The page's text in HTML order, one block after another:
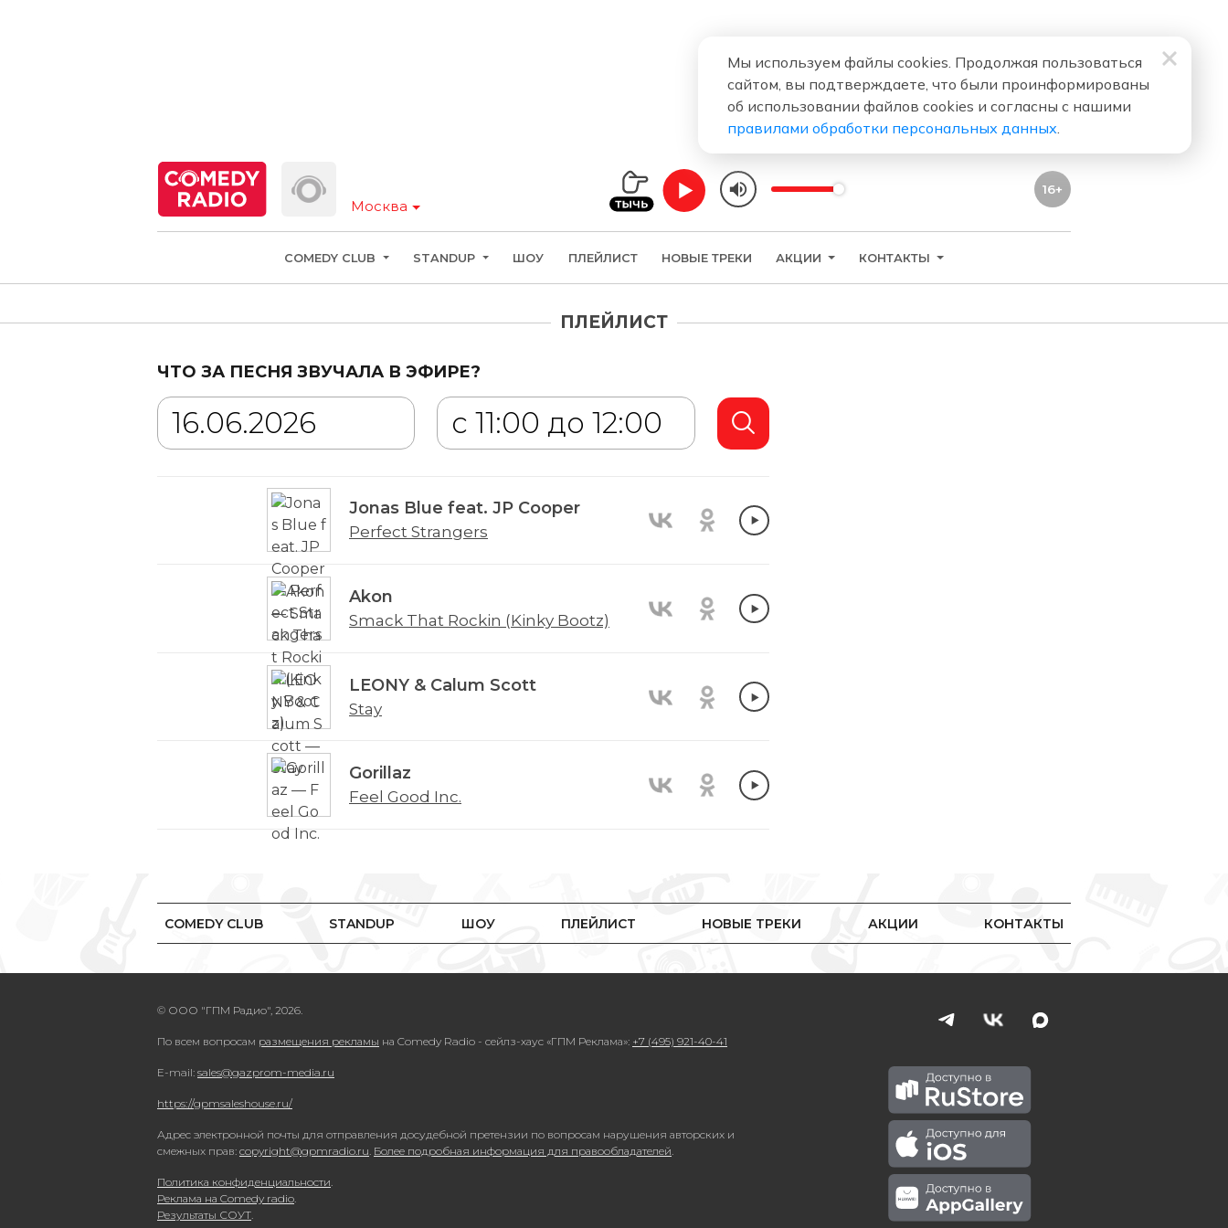
Москва
Comedy Radio
16+
COMEDY CLUB STANDUP ШОУ ПЛЕЙЛИСТ НОВЫЕ ТРЕКИ АКЦИИ КОНТАКТЫ
ПЛЕЙЛИСТ
ЧТО ЗА ПЕСНЯ ЗВУЧАЛА В ЭФИРЕ?
Jonas Blue feat. JP Cooper
Perfect Strangers
Akon
Smack That Rockin (Kinky Bootz)
LEONY & Calum Scott
Stay
Gorillaz
Feel Good Inc.
COMEDY CLUB STANDUP ШОУ ПЛЕЙЛИСТ НОВЫЕ ТРЕКИ АКЦИИ КОНТАКТЫ
© ООО "ГПМ Радио", 2026.
По всем вопросам размещения рекламы на Comedy Radio - сейлз-хаус «ГПМ Реклама»: +7 (495) 921-40-41
E-mail: sales@gazprom-media.ru
https://gpmsaleshouse.ru/
Адрес электронной почты для отправления досудебной претензии по вопросам нарушения авторских и
смежных прав: copyright@gpmradio.ru. Более подробная информация для правообладателей.
Политика конфиденциальности.
Реклама на Comedy radio.
Результаты СОУТ.
Мы используем файлы cookies. Продолжая пользоваться
сайтом, вы подтверждаете, что были проинформированы
об использовании файлов cookies и согласны с нашими
правилами обработки персональных данных.